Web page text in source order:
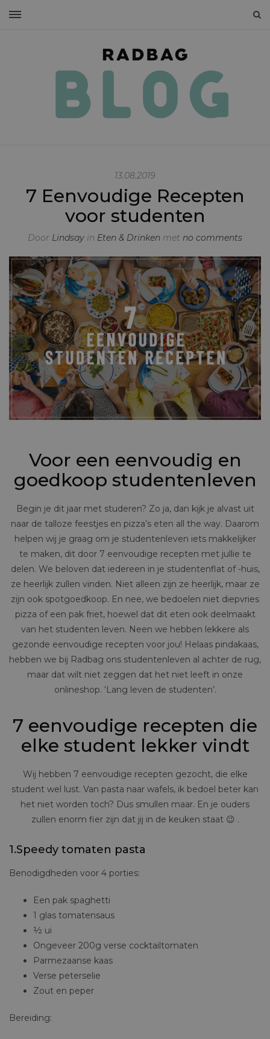
13.08.2019
7 Eenvoudige Recepten
voor studenten
Door Lindsay in Eten & Drinken met no comments
Voor een eenvoudig en
goedkoop studentenleven
Begin je dit jaar met studeren? Zo ja, dan kijk je alvast uit
naar de talloze feestjes en pizza’s eten all the way. Daarom
helpen wij je graag om je studentenleven iets makkelijker
te maken, dit door 7 eenvoudige recepten met jullie te
delen. We beloven dat iedereen in je studentenflat of -huis,
ze heerlijk zullen vinden. Niet alleen zijn ze heerlijk, maar ze
zijn ook spotgoedkoop. En nee, we bedoelen niet diepvries
pizza of een pak friet, hoewel dat dit eten ook deelmaakt
van het studenten leven. Neen we hebben lekkere als
gezonde eenvoudige recepten voor jou! Helaas pindakaas,
hebben we bij Radbag ons studentenleven al achter de rug,
maar dat wilt niet zeggen dat het niet leeft in onze
onlineshop. ‘Lang leven de studenten’.
7 eenvoudige recepten die
elke student lekker vindt
Wij hebben 7 eenvoudige recepten gezocht, die elke
student wel lust. Van pasta naar wafels, ik bedoel beter kan
het niet worden toch? Dus smullen maar. En je ouders
zullen enorm fier zijn dat jij in de keuken staat 😉 .
1.Speedy tomaten pasta
Benodigdheden voor 4 porties:
Een pak spaghetti
1 glas tomatensaus
½ ui
Ongeveer 200g verse cocktailtomaten
Parmezaanse kaas
Verse peterselie
Zout en peper
Bereiding: